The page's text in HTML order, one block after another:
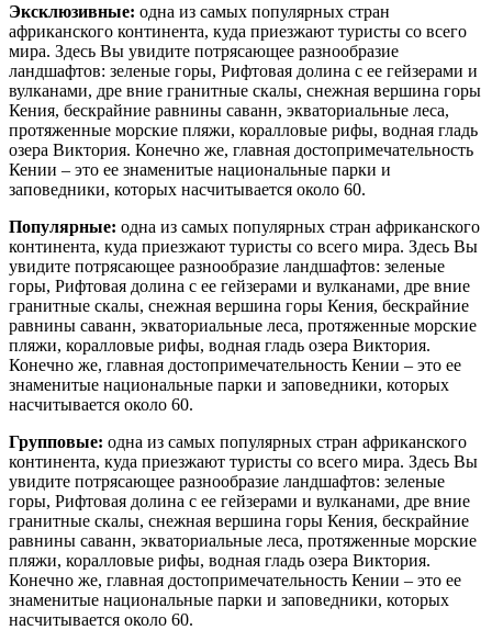
Эксклюзивные: одна из самых популярных стран
африканского континента, куда приезжают туристы со всего
мира. Здесь Вы увидите потрясающее разнообразие
ландшафтов: зеленые горы, Рифтовая долина с ее гейзерами и
вулканами, дре вние гранитные скалы, снежная вершина горы
Кения, бескрайние равнины саванн, экваториальные леса,
протяженные морские пляжи, коралловые рифы, водная гладь
озера Виктория. Конечно же, главная достопримечательность
Кении – это ее знаменитые национальные парки и
заповедники, которых насчитывается около 60.
Популярные: одна из самых популярных стран африканского
континента, куда приезжают туристы со всего мира. Здесь Вы
увидите потрясающее разнообразие ландшафтов: зеленые
горы, Рифтовая долина с ее гейзерами и вулканами, дре вние
гранитные скалы, снежная вершина горы Кения, бескрайние
равнины саванн, экваториальные леса, протяженные морские
пляжи, коралловые рифы, водная гладь озера Виктория.
Конечно же, главная достопримечательность Кении – это ее
знаменитые национальные парки и заповедники, которых
насчитывается около 60.
Групповые: одна из самых популярных стран африканского
континента, куда приезжают туристы со всего мира. Здесь Вы
увидите потрясающее разнообразие ландшафтов: зеленые
горы, Рифтовая долина с ее гейзерами и вулканами, дре вние
гранитные скалы, снежная вершина горы Кения, бескрайние
равнины саванн, экваториальные леса, протяженные морские
пляжи, коралловые рифы, водная гладь озера Виктория.
Конечно же, главная достопримечательность Кении – это ее
знаменитые национальные парки и заповедники, которых
насчитывается около 60.